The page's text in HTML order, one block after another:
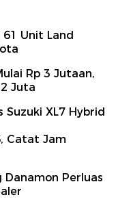
Unit Land
Rp 3 Jutaan,
Juta
Suzuki XL7 Hybrid
Catat Jam
Danamon Perluas